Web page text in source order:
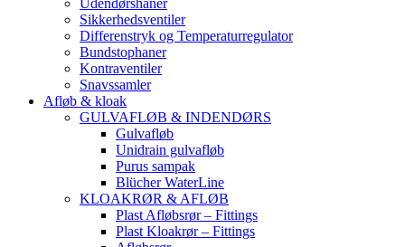
Udendørshaner
Sikkerhedsventiler
Differenstryk og Temperaturregulator
Bundstophaner
Kontraventiler
Snavssamler
Afløb & kloak
GULVAFLØB & INDENDØRS
Gulvafløb
Unidrain gulvafløb
Purus sampak
Blücher WaterLine
KLOAKRØR & AFLØB
Plast Afløbsrør – Fittings
Plast Kloakrør – Fittings